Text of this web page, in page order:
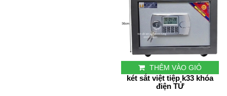
THÊM VÀO GIỎ
két sắt việt tiệp k33 khóa
điện TỬ